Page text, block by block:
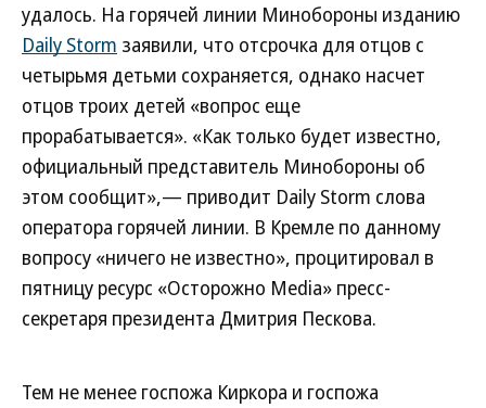
удалось. На горячей линии Минобороны изданию
Daily Storm заявили, что отсрочка для отцов с
четырьмя детьми сохраняется, однако насчет
отцов троих детей «вопрос еще
прорабатывается». «Как только будет известно,
официальный представитель Минобороны об
этом сообщит»,— приводит Daily Storm слова
оператора горячей линии. В Кремле по данному
вопросу «ничего не известно», процитировал в
пятницу ресурс «Осторожно Media» пресс-
секретаря президента Дмитрия Пескова.
Тем не менее госпожа Киркора и госпожа